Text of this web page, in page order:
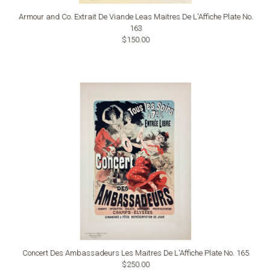
Armour and Co. Extrait De Viande Leas Maitres De L'Affiche Plate No.
163
$150.00
Concert Des Ambassadeurs Les Maitres De L'Affiche Plate No. 165
$250.00